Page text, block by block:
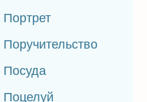
Портрет
Поручительство
Посуда
Поцелуй